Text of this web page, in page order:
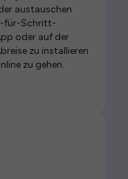
austauschen
für-Schritt-
oder auf der
zu installieren
zu gehen.